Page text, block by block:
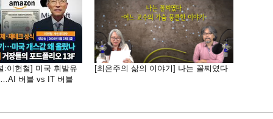
:이현철] 미국 휘발유
버블 vs IT 버블
[최은주의 삶의 이야기] 나는 꼴찌였다